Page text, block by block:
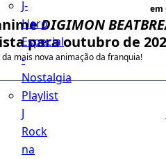
J-
Hero
Especial
-
Nostalgia
Playlist
J
Rock
na
em
DIGIMON
para outubro de
da mais nova animação da franquia!